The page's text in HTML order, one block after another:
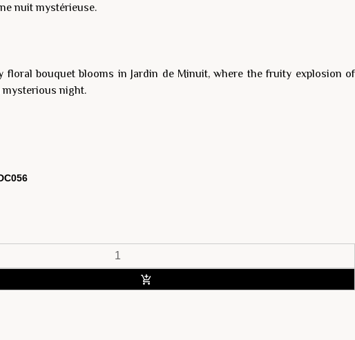
nuit mystérieuse.
floral bouquet blooms in Jardin de Minuit, where the fruity explosion of
mysterious night.